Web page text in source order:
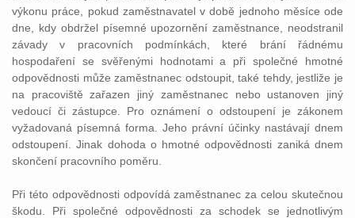
výkonu práce, pokud zaměstnavatel v době jednoho měsíce ode
dne, kdy obdržel písemné upozornění zaměstnance, neodstranil
závady v pracovních podmínkách, které brání řádnému
hospodaření se svěřenými hodnotami a při společné hmotné
odpovědnosti může zaměstnanec odstoupit, také tehdy, jestliže je
na pracoviště zařazen jiný zaměstnanec nebo ustanoven jiný
vedoucí či zástupce. Pro oznámení o odstoupení je zákonem
vyžadovaná písemná forma. Jeho právní účinky nastávají dnem
odstoupení. Jinak dohoda o hmotné odpovědnosti zaniká dnem
skončení pracovního poměru.
Při této odpovědnosti odpovídá zaměstnanec za celou skutečnou
škodu. Při společné odpovědnosti za schodek se jednotlivým